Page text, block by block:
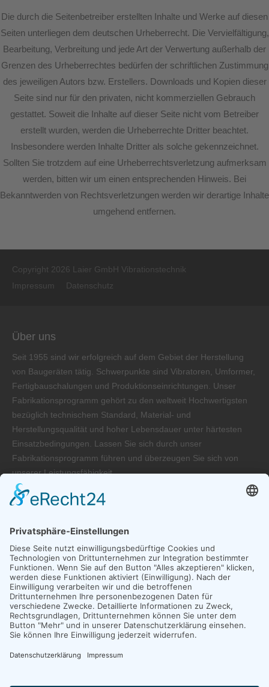
Die durch die Seitenbetreiber erstellten Inhalte und Werke auf diesen
Seiten unterliegen dem deutschen Urheberrecht. Die Vervielfältigung,
Bearbeitung, Verbreitung und jede Art der Verwertung außerhalb der
Grenzen des Urheberrechtes bedürfen der schriftlichen Zustimmung
des jeweiligen Autors bzw. Erstellers. Downloads und Kopien dieser
Seite sind nur für den privaten, nicht kommerziellen Gebrauch
gestattet. Soweit die Inhalte auf dieser Seite nicht vom Betreiber
erstellt wurden, werden die Urheberrechte Dritter beachtet.
Insbesondere werden Inhalte Dritter als solche gekennzeichnet.
Sollten Sie trotzdem auf eine Urheberrechtsverletzung aufmerksam
werden, bitten wir um einen entsprechenden Hinweis. Bei
Bekanntwerden von Rechtsverletzungen werden wir derartige Inhalte
umgehend entfernen.
Copyright 2026 Laier GmbH Vibrationstechnik
Impressum
Datenschutz
Über uns
Seit 1955 sind wir erfolgreich auf dem Gebiet der Herstellung
von Baugeräten tätig. Schwerpunkte sind Vibratoren, Umformer,
Fertigbauschalungen und Produktionseinrichtungen. Unser
Fabrikationsprogramm gehört zu den weltweit Hochwertigsten
bezüglich technischem Standard, Material- und
Herstellungsqualität und hoher Lebensdauer unter härtesten
Einsatzbedingungen. Lassen Sie sich durch unser
Fabrikationsprogramm führen und überzeugen Sie sich von
unserer Leistungsfähigkeit.
Unternehmen
Produkte
Service
Händler
Kontakt aufnehmen
Laier GmbH Vibrationstechnik
79761 Waldshut-Tiengen